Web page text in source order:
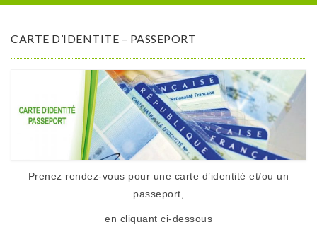
CARTE D’IDENTITE – PASSEPORT
Prenez rendez-vous pour une carte d’identité et/ou un
passeport,
en cliquant ci-dessous